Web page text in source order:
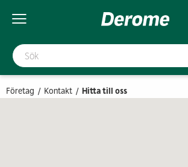
Företag Kontakt Hitta till oss